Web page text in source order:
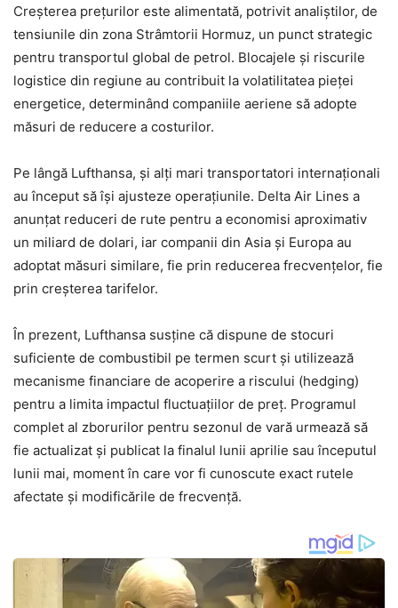
Creșterea prețurilor este alimentată, potrivit analiștilor, de
tensiunile din zona Strâmtorii Hormuz, un punct strategic
pentru transportul global de petrol. Blocajele și riscurile
logistice din regiune au contribuit la volatilitatea pieței
energetice, determinând companiile aeriene să adopte
măsuri de reducere a costurilor.
Pe lângă Lufthansa, și alți mari transportatori internaționali
au început să își ajusteze operațiunile. Delta Air Lines a
anunțat reduceri de rute pentru a economisi aproximativ
un miliard de dolari, iar companii din Asia și Europa au
adoptat măsuri similare, fie prin reducerea frecvențelor, fie
prin creșterea tarifelor.
În prezent, Lufthansa susține că dispune de stocuri
suficiente de combustibil pe termen scurt și utilizează
mecanisme financiare de acoperire a riscului (hedging)
pentru a limita impactul fluctuațiilor de preț. Programul
complet al zborurilor pentru sezonul de vară urmează să
fie actualizat și publicat la finalul lunii aprilie sau începutul
lunii mai, moment în care vor fi cunoscute exact rutele
afectate și modificările de frecvență.